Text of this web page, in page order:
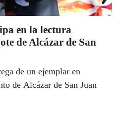
en la lectura
de Alcázar de San
de un ejemplar en
de Alcázar de San Juan